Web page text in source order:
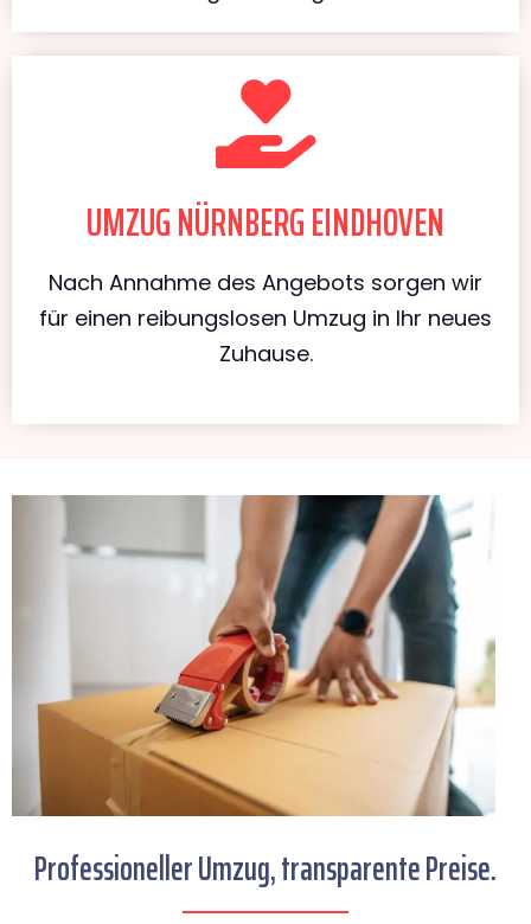
UMZUG NÜRNBERG EINDHOVEN
Nach Annahme des Angebots sorgen wir
für einen reibungslosen Umzug in Ihr neues
Zuhause.
Professioneller Umzug, transparente Preise.